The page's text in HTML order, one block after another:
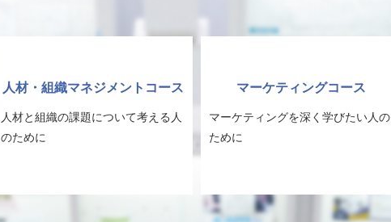
人材・組織マネジメントコース
人材と組織の課題について考える人
のために
マーケティングコース
マーケティングを深く学びたい人の
ために